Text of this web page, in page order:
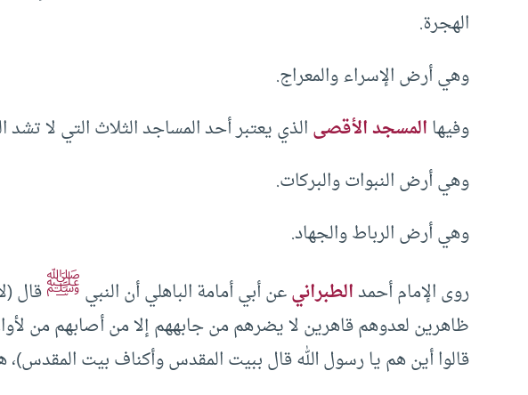
الهجرة.
وهي أرض الإسراء والمعراج.
وفيهاالمسجد الأقصىالذي يعتبر أحد المساجد الثلاث التي لا تشد
وهي أرض النبوات والبركات.
وهي أرض الرباط والجهاد.
روى الإمام أحمدالطبرانيعن أبي أمامة الباهلي أن النبيﷺقال
ظاهرين لعدوهم قاهرين لا يضرهم من جابههم إلا من أصابهم من
قالوا أين هم يا رسول الله قال ببيت المقدس وأكناف بيت المقدس)،